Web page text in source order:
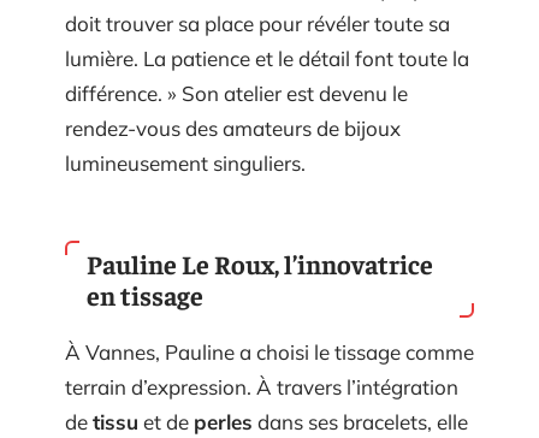
doit trouver sa place pour révéler toute sa
lumière. La patience et le détail font toute la
différence. » Son atelier est devenu le
rendez-vous des amateurs de bijoux
lumineusement singuliers.
Pauline Le Roux, l’innovatrice
en tissage
À Vannes, Pauline a choisi le tissage comme
terrain d’expression. À travers l’intégration
detissu et de perles dans ses bracelets, elle